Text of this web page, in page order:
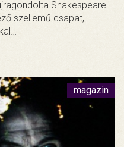
Shakespeare
szellemű csapat,
magazin